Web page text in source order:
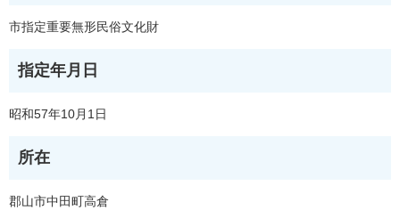
市指定重要無形民俗文化財
指定年月日
昭和57年10月1日
所在
郡山市中田町高倉